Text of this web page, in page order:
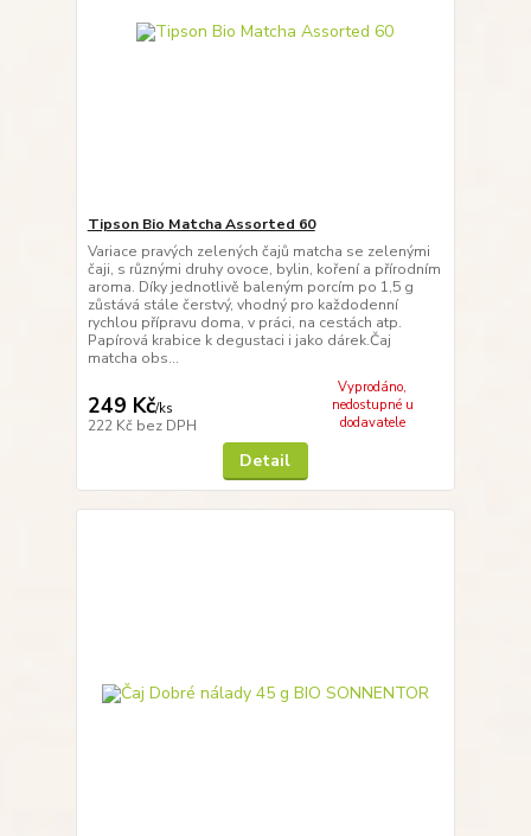
Tipson Bio Matcha Assorted 60
Variace pravých zelených čajů matcha se zelenými
čaji, s různými druhy ovoce, bylin, koření a přírodním
aroma. Díky jednotlivě baleným porcím po 1,5 g
zůstává stále čerstvý, vhodný pro každodenní
rychlou přípravu doma, v práci, na cestách atp.
Papírová krabice k degustaci i jako dárek.Čaj
matcha obs...
249 Kč/ks
222 Kč bez DPH
Vyprodáno,
nedostupné u
dodavatele
Detail